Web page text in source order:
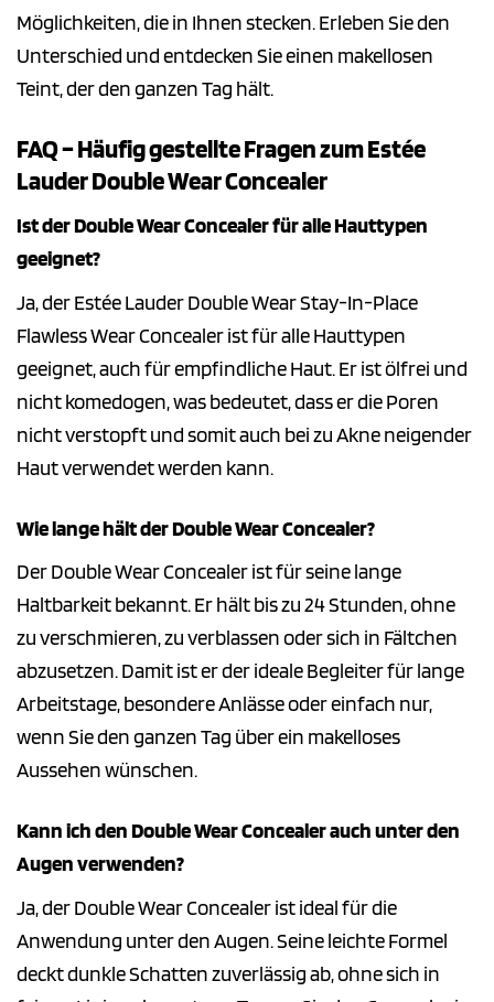
Möglichkeiten, die in Ihnen stecken. Erleben Sie den
Unterschied und entdecken Sie einen makellosen
Teint, der den ganzen Tag hält.
FAQ – Häufig gestellte Fragen zum Estée
Lauder Double Wear Concealer
Ist der Double Wear Concealer für alle Hauttypen
geeignet?
Ja, der Estée Lauder Double Wear Stay-In-Place
Flawless Wear Concealer ist für alle Hauttypen
geeignet, auch für empfindliche Haut. Er ist ölfrei und
nicht komedogen, was bedeutet, dass er die Poren
nicht verstopft und somit auch bei zu Akne neigender
Haut verwendet werden kann.
Wie lange hält der Double Wear Concealer?
Der Double Wear Concealer ist für seine lange
Haltbarkeit bekannt. Er hält bis zu 24 Stunden, ohne
zu verschmieren, zu verblassen oder sich in Fältchen
abzusetzen. Damit ist er der ideale Begleiter für lange
Arbeitstage, besondere Anlässe oder einfach nur,
wenn Sie den ganzen Tag über ein makelloses
Aussehen wünschen.
Kann ich den Double Wear Concealer auch unter den
Augen verwenden?
Ja, der Double Wear Concealer ist ideal für die
Anwendung unter den Augen. Seine leichte Formel
deckt dunkle Schatten zuverlässig ab, ohne sich in